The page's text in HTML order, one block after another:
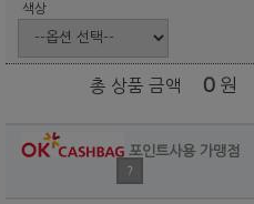
색상
총 상품 금액 0 원
포인트사용 가맹점
?